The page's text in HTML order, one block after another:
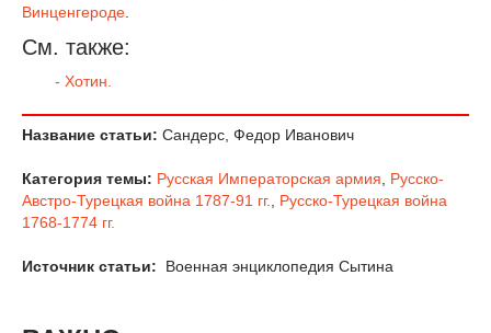
Винценгероде
См. также:
- Хотин.
Название статьи: Сандерс, Федор Иванович
Категория темы: Русская Императорская армия, Русско-
Австро-Турецкая война 1787-91 гг., Русско-Турецкая война
1768-1774 гг.
Источник статьи: Военная энциклопедия Сытина